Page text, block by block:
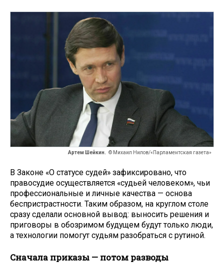
Артем Шейкин. © Михаил Нилов/«Парламентская газета»
В Законе «О статусе судей» зафиксировано, что
правосудие осуществляется «судьей человеком», чьи
профессиональные и личные качества — основа
беспристрастности. Таким образом, на круглом столе
сразу сделали основной вывод: выносить решения и
приговоры в обозримом будущем будут только люди,
а технологии помогут судьям разобраться с рутиной.
Сначала приказы — потом разводы